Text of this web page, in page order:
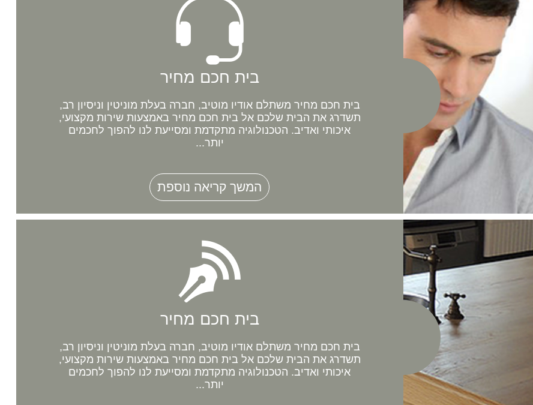
בית חכם מחיר
בית חכם מחיר משתלם אודיו מוטיב, חברה בעלת מוניטין וניסיון רב,
תשדרג את הבית שלכם אל בית חכם מחיר באמצעות שירות מקצועי,
איכותי ואדיב. הטכנולוגיה מתקדמת ומסייעת לנו להפוך לחכמים
יותר...
המשך קריאה נוספת
בית חכם מחיר
בית חכם מחיר משתלם אודיו מוטיב, חברה בעלת מוניטין וניסיון רב,
תשדרג את הבית שלכם אל בית חכם מחיר באמצעות שירות מקצועי,
איכותי ואדיב. הטכנולוגיה מתקדמת ומסייעת לנו להפוך לחכמים
יותר...